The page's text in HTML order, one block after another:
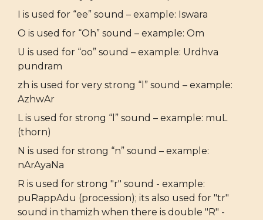
I is used for “ee” sound – example: Iswara
O is used for “Oh” sound – example: Om
U is used for “oo” sound – example: Urdhva
pundram
zh is used for very strong “l” sound – example:
AzhwAr
L is used for strong “l” sound – example: muL
(thorn)
N is used for strong “n” sound – example:
nArAyaNa
R is used for strong "r" sound - example:
puRappAdu (procession); its also used for "tr"
sound in thamizh when there is double "R" -